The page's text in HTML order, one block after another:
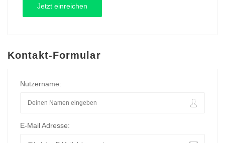
Kontakt-Formular
Nutzername:
E-Mail Adresse: